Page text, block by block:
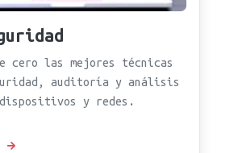
cero las mejores técnicas
auditoría y análisis
y redes.